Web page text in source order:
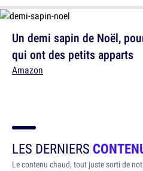
Un demi sapin de Noël,
qui ont des petits apparts
Amazon
LES DERNIERS
Le contenu chaud, tout juste sorti de